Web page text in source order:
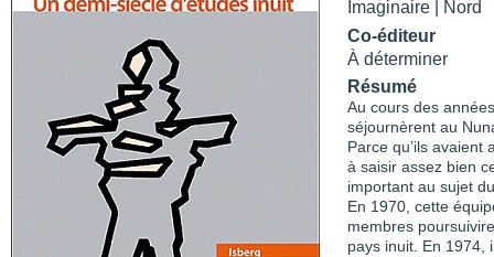
Imaginaire | Nord
Co-éditeur
À déterminer
Résumé
Au cours des
séjournèrent au
Parce qu’ils avaient
à saisir assez bien
important au sujet
En 1970, cette
membres
pays inuit. En 1974,